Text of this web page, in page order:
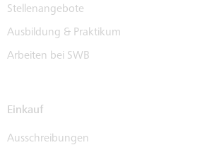
Stellenangebote
Ausbildung & Praktikum
Arbeiten bei SWB
Einkauf
Ausschreibungen